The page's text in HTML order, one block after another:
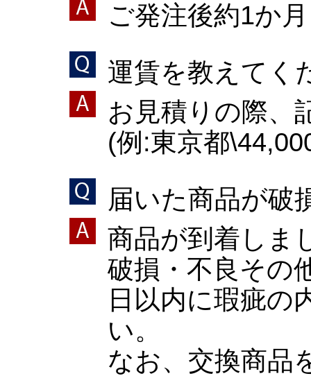
ご発注後約1か
運賃を教えてく
お見積りの際、
(例:東京都
届いた商品が破
商品が到着しま
破損・不良その
日以内に瑕疵の
い。
なお、交換商品